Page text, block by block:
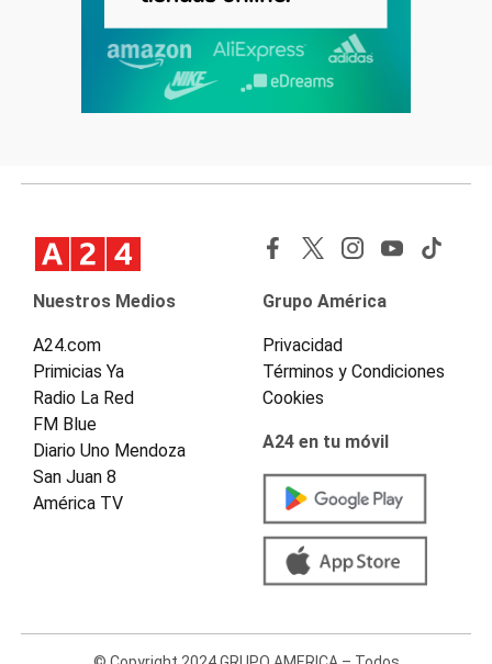
Nuestros Medios
A24.com
Primicias Ya
Radio La Red
FM Blue
Diario Uno Mendoza
San Juan 8
América TV
Grupo América
Privacidad
Términos y Condiciones
Cookies
A24 en tu móvil